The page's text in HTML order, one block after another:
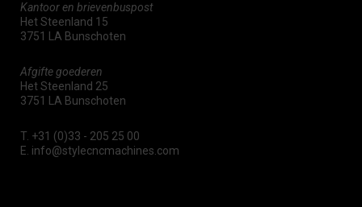
Kantoor en brievenbuspost
Het Steenland 15
3751 LA Bunschoten
Afgifte goederen
Het Steenland 25
3751 LA Bunschoten
T. +31 (0)33 - 205 25 00
E. info@stylecncmachines.com